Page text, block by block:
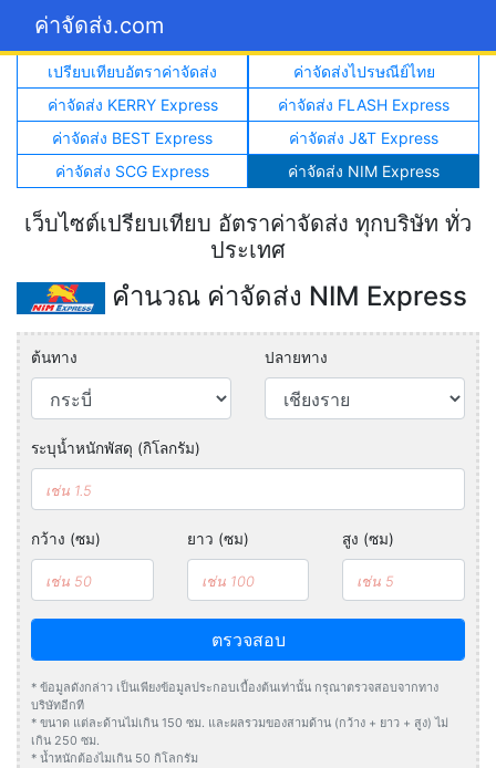
ค่าจัดส่ง.com
เปรียบเทียบอัตราค่าจัดส่ง
ค่าจัดส่งไปรษณีย์ไทย
ค่าจัดส่ง KERRY Express
ค่าจัดส่ง FLASH Express
ค่าจัดส่ง BEST Express
ค่าจัดส่ง J&T Express
ค่าจัดส่ง SCG Express
ค่าจัดส่ง NIM Express
เว็บไซต์เปรียบเทียบ อัตราค่าจัดส่ง ทุกบริษัท ทั่ว
ประเทศ
คำนวณ ค่าจัดส่ง NIM Express
ต้นทาง ปลายทาง
ระบุน้ำหนักพัสดุ (กิโลกรัม)
กว้าง (ซม) ยาว (ซม) สูง (ซม)
ตรวจสอบ
* ข้อมูลดังกล่าว เป็นเพียงข้อมูลประกอบเบื้องต้นเท่านั้น กรุณาตรวจสอบจากทาง
บริษัทอีกที
* ขนาด แต่ละด้านไม่เกิน 150 ซม. และผลรวมของสามด้าน (กว้าง + ยาว + สูง) ไม่
เกิน 250 ซม.
* น้ำหนักต้องไมเกิน 50 กิโลกรัม